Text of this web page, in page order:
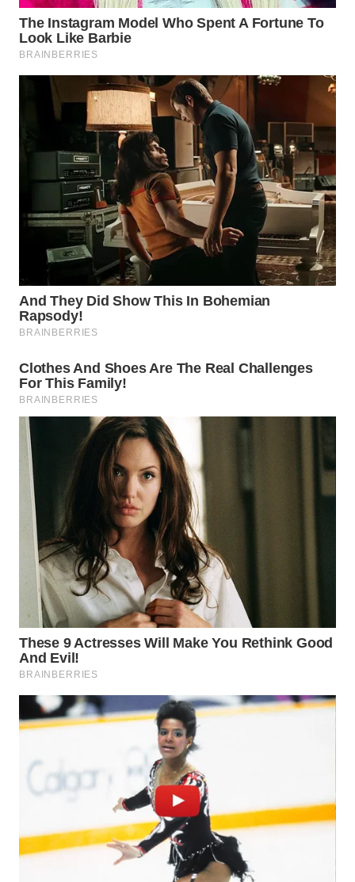
WN
TANGERANG
BINJAI
WN
INDRAMAYU
WN
KUNINGAN
WN
MAJALENGKA
WN
SUBANG
WN
WN
PURWAKARTA
WN
PRIANGAN
TIMUR
WN
SEMARANG
WN
WN
WN
WN